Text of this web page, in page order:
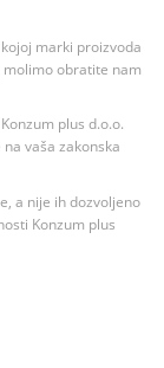
marki proizvoda
molimo obratite nam
plus d.o.o.
vaša zakonska
a nije ih dozvoljeno
Konzum plus